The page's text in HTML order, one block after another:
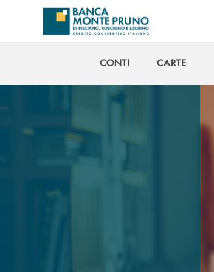
Salta al contenuto principale
CONTI
CARTE